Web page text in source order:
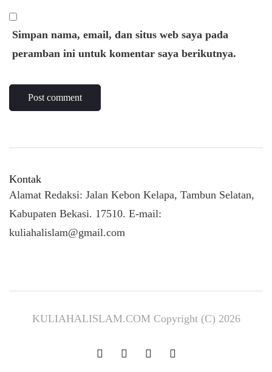
Simpan nama, email, dan situs web saya pada
peramban ini untuk komentar saya berikutnya.
Kontak
Alamat Redaksi: Jalan Kebon Kelapa, Tambun Selatan,
Kabupaten Bekasi. 17510. E-mail:
kuliahalislam@gmail.com
KULIAHALISLAM.COM Copyright (C) 2026